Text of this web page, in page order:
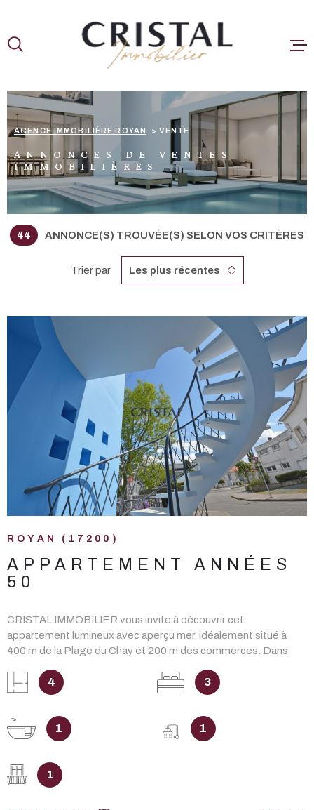
recherche
menu
principal
contenu
NOS BIENS
CONTACT
AGENCE IMMOBILIÈRE ROYAN VENTE
ANNONCES DE VENTES
IMMOBILIÈRES
44 ANNONCE(S) TROUVÉE(S) SELON VOS CRITÈRES
Trier par Les plus récentes
ROYAN (17200)
APPARTEMENT ANNÉES
50
CRISTAL IMMOBILIER vous invite à découvrir cet
appartement lumineux avec aperçu mer, idéalement situé à
400 m de la Plage du Chay et 200 m des commerces. Dans
extérieur vous conduit au 1er étage. L'appartement se
compose d'une entrée, un séjour donnant sur un balcon de 10
chambres dont 2 grandes avec placards, un dégagement, salle
de bains et salle d'eau avec WC. Un garage compléte ce bien.
informations sur les risques auxquels ce bien est exposé sont
disponibles sur le site Géorisques : www.georisques.gouv.fr.
4 3
1 1
1
VOIR LE BIEN